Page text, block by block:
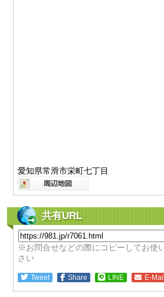
愛知県常滑市栄町七丁目
共有URL
※お問合せなどの際にコピーしてお使
さい
Tweet Share LINE E-